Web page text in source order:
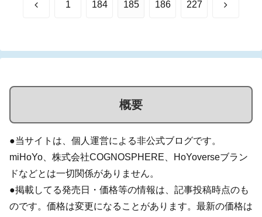
前 1 184 185 186 227 次
概要
●当サイトは、個人運営による非公式ブログです。
miHoYo、株式会社COGNOSPHERE、HoYoverseブラン
ドなどとは一切関係がありません。
●掲載してる発売日・価格等の情報は、記事投稿時点のも
のです。価格は変更になることがあります。最新の価格は